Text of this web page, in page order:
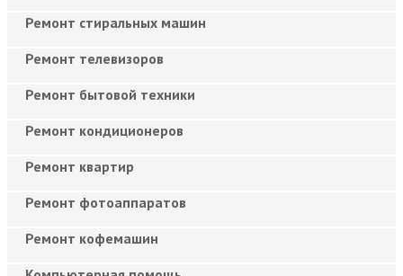
Ремонт стиральных машин
Ремонт телевизоров
Ремонт бытовой техники
Ремонт кондиционеров
Ремонт квартир
Ремонт фотоаппаратов
Ремонт кофемашин